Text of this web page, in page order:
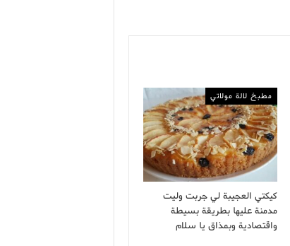
مطبخ لالة مولاتي
كيكتي العجيبة لي جربت وليت
مدمنة عليها بطريقة بسيطة
واقتصادية وبمذاق يا سلام